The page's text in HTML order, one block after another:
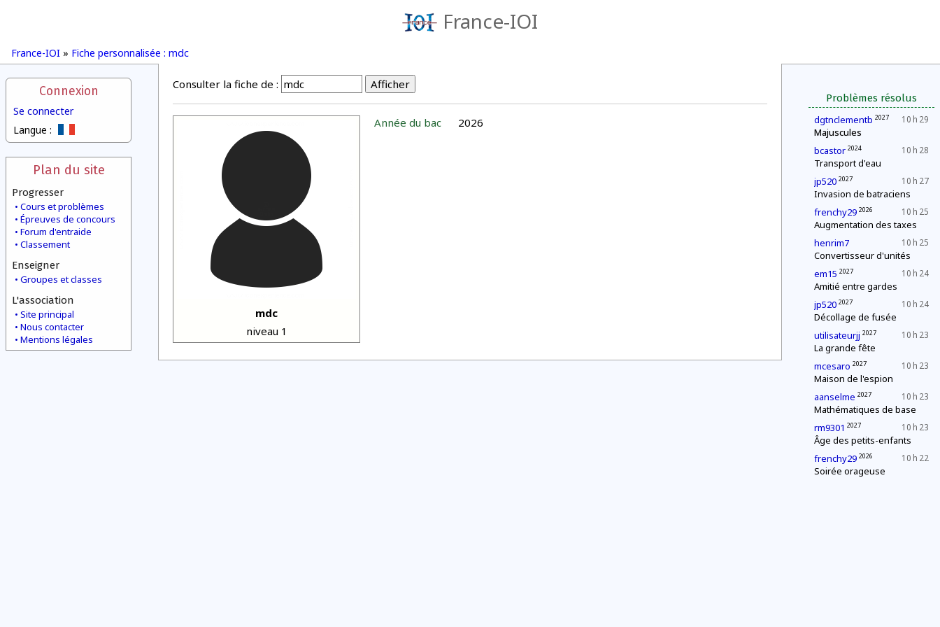
France-IOI
France-IOI » Fiche personnalisée : mdc
Connexion
Se connecter
Langue :
Plan du site
Progresser
Cours et problèmes
Épreuves de concours
Forum d'entraide
Classement
Enseigner
Groupes et classes
L'association
Site principal
Nous contacter
Mentions légales
Problèmes résolus
10 h 29
dgtnclementb 2027
Majuscules
10 h 28
bcastor 2024
Transport d'eau
10 h 27
jp520 2027
Invasion de batraciens
10 h 25
frenchy29 2026
Augmentation des taxes
10 h 25
henrim7
Convertisseur d'unités
10 h 24
em15 2027
Amitié entre gardes
10 h 24
jp520 2027
Décollage de fusée
10 h 23
utilisateurjj 2027
La grande fête
10 h 23
mcesaro 2027
Maison de l'espion
10 h 23
aanselme 2027
Mathématiques de base
10 h 23
rm9301 2027
Âge des petits-enfants
10 h 22
frenchy29 2026
Soirée orageuse
Consulter la fiche de :
mdc
niveau 1
Année du bac 2026